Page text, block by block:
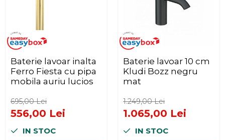
Baterie lavoar inalta
Ferro Fiesta cu pipa
mobila auriu lucios
695,00 Lei
556,00 Lei
IN STOC
Baterie lavoar 10 cm
Kludi Bozz negru
mat
1.249,00 Lei
1.065,00 Lei
IN STOC